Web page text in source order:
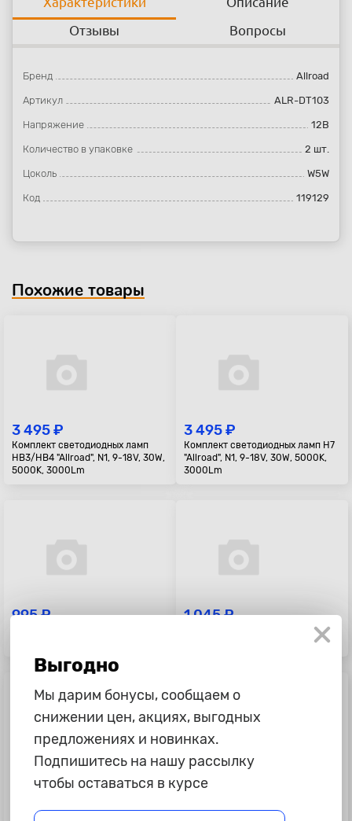
Отзывы
Вопросы
Бренд Allroad
Артикул ALR-DT103
Напряжение 12В
Количество в упаковке 2 шт.
Цоколь W5W
Код 119129
Похожие товары
3 495 ₽
Комплект светодиодных ламп
HB3/HB4 "Allroad", N1, 9-18V, 30W,
5000K, 3000Lm
3 495 ₽
Комплект светодиодных ламп H7
"Allroad", N1, 9-18V, 30W, 5000K,
3000Lm
995 ₽ 1 045 ₽
Светодиоды P21/5W "Lumen",
9 355 ₽
линз "ZMB", K5 Pro
1 045 ₽
Выгодно
Мы дарим бонусы, сообщаем о
снижении цен, акциях, выгодных
предложениях и новинках.
Подпишитесь на нашу рассылку
чтобы оставаться в курсе